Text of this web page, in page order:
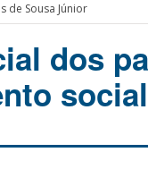
de Sousa Júnior
dos